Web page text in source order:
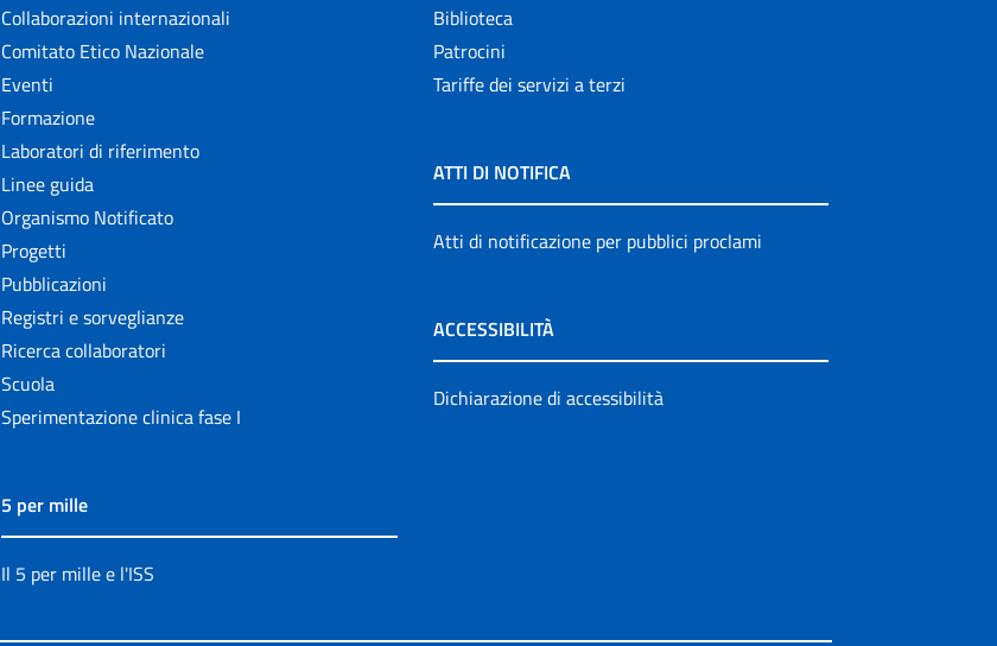
Collaborazioni internazionali
Comitato Etico Nazionale
Eventi
Formazione
Laboratori di riferimento
Linee guida
Organismo Notificato
Progetti
Pubblicazioni
Registri e sorveglianze
Ricerca collaboratori
Scuola
Sperimentazione clinica fase I
5 per mille
Il 5 per mille e l'ISS
Biblioteca
Patrocini
Tariffe dei servizi a terzi
ATTI DI NOTIFICA
Atti di notificazione per pubblici proclami
ACCESSIBILITÀ
Dichiarazione di accessibilità